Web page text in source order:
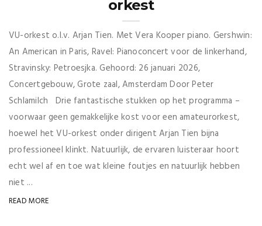
orkest
VU-orkest o.l.v. Arjan Tien. Met Vera Kooper piano. Gershwin:
An American in Paris, Ravel: Pianoconcert voor de linkerhand,
Stravinsky: Petroesjka. Gehoord: 26 januari 2026,
Concertgebouw, Grote zaal, Amsterdam Door Peter
Schlamilch Drie fantastische stukken op het programma –
voorwaar geen gemakkelijke kost voor een amateurorkest,
hoewel het VU-orkest onder dirigent Arjan Tien bijna
professioneel klinkt. Natuurlijk, de ervaren luisteraar hoort
echt wel af en toe wat kleine foutjes en natuurlijk hebben
niet ...
READ MORE